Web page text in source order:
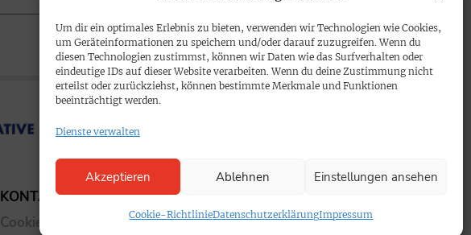
Um dir ein optimales Erlebnis zu bieten, verwenden wir Technologien wie Cookies,
um Geräteinformationen zu speichern und/oder darauf zuzugreifen. Wenn du
diesen Technologien zustimmst, können wir Daten wie das Surfverhalten oder
eindeutige IDs auf dieser Website verarbeiten. Wenn du deine Zustimmung nicht
erteilst oder zurückziehst, können bestimmte Merkmale und Funktionen
beeinträchtigt werden.
Dienste verwalten
Akzeptieren Ablehnen Einstellungen ansehen
Cookie-RichtlinieDatenschutzerklärungImpressum
KONTAKT
Cookie-Richtlinie